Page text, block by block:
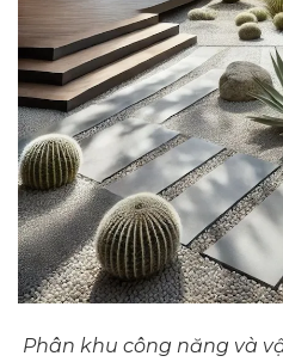
Phân khu công năng và